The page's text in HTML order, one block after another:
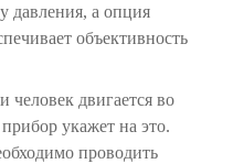
давления, а опция
объективность
двигается во
укажет на это.
проводить